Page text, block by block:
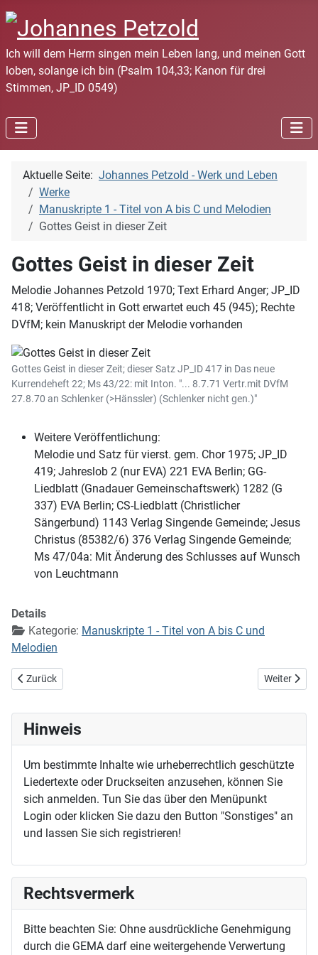
Ich will dem Herrn singen mein Leben lang, und meinen Gott
loben, solange ich bin (Psalm 104,33; Kanon für drei
Stimmen, JP_ID 0549)
Aktuelle Seite: Johannes Petzold - Werk und Leben
Werke
Manuskripte 1 - Titel von A bis C und Melodien
Gottes Geist in dieser Zeit
Gottes Geist in dieser Zeit
Melodie Johannes Petzold 1970; Text Erhard Anger; JP_ID
418; Veröffentlicht in Gott erwartet euch 45 (945); Rechte
DVfM; kein Manuskript der Melodie vorhanden
Gottes Geist in dieser Zeit; dieser Satz JP_ID 417 in Das neue
Kurrendeheft 22; Ms 43/22: mit Inton. "... 8.7.71 Vertr.mit DVfM
27.8.70 an Schlenker (>Hänssler) (Schlenker nicht gen.)"
Weitere Veröffentlichung:
Melodie und Satz für vierst. gem. Chor 1975; JP_ID
419; Jahreslob 2 (nur EVA) 221 EVA Berlin; GG-
Liedblatt (Gnadauer Gemeinschaftswerk) 1282 (G
337) EVA Berlin; CS-Liedblatt (Christlicher
Sängerbund) 1143 Verlag Singende Gemeinde; Jesus
Christus (85382/6) 376 Verlag Singende Gemeinde;
Ms 47/04a: Mit Änderung des Schlusses auf Wunsch
von Leuchtmann
Details
Kategorie: Manuskripte 1 - Titel von A bis C und
Melodien
Vorheriger Beitrag: Gottes Freiheit findet uns
Zurück Nächster
Weiter
Hinweis
Um bestimmte Inhalte wie urheberrechtlich geschützte
Liedertexte oder Druckseiten anzusehen, können Sie
sich anmelden. Tun Sie das über den Menüpunkt
Login oder klicken Sie dazu den Button "Sonstiges" an
und lassen Sie sich registrieren!
Rechtsvermerk
Bitte beachten Sie: Ohne ausdrückliche Genehmigung
durch die GEMA darf eine weitergehende Verwertung